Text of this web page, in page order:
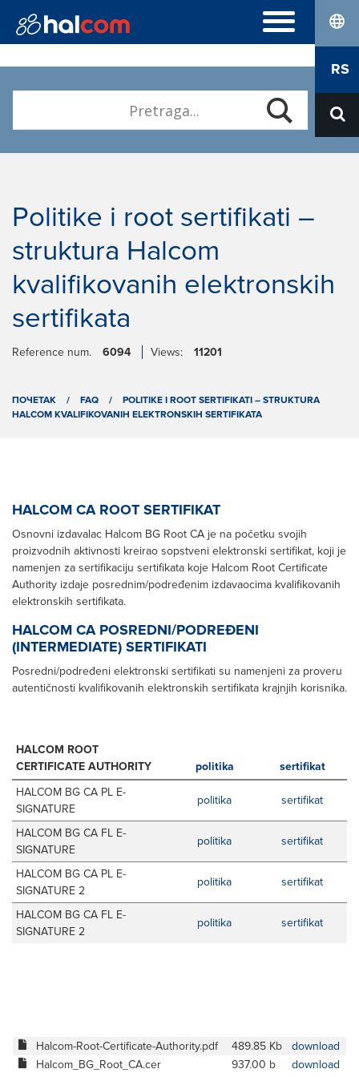
NAJČEŠĆA PITANJA
Hal E-Bank Corporate
Kvalifikovani elektronski sertifikati
Obnova
Preuzimanje Nexus Personal
O NAMA
RS
Politike i root sertifikati –
struktura Halcom
kvalifikovanih elektronskih
sertifikata
Reference num. 6094 Views: 11201
ПОЧЕТАК / FAQ /
POLITIKE I ROOT SERTIFIKATI – STRUKTURA
HALCOM KVALIFIKOVANIH ELEKTRONSKIH SERTIFIKATA
HALCOM CA ROOT SERTIFIKAT
Osnovni izdavalac Halcom BG Root CA je na početku svojih
proizvodnih aktivnosti kreirao sopstveni elektronski sertifikat, koji je
namenjen za sertifikaciju sertifikata koje Halcom Root Certificate
Authority izdaje posrednim/podređenim izdavaocima kvalifikovanih
elektronskih sertifikata.
HALCOM CA POSREDNI/PODREĐENI
(INTERMEDIATE) SERTIFIKATI
Posredni/podređeni elektronski sertifikati su namenjeni za proveru
autentičnosti kvalifikovanih elektronskih sertifikata krajnjih korisnika.
HALCOM ROOT
CERTIFICATE AUTHORITY
politika sertifikat
HALCOM BG CA PL E-
SIGNATURE
politika sertifikat
HALCOM BG CA FL E-
SIGNATURE
politika sertifikat
HALCOM BG CA PL E-
SIGNATURE 2
politika sertifikat
HALCOM BG CA FL E-
SIGNATURE 2
politika sertifikat
Halcom-Root-Certificate-Authority.pdf 489.85 Kb
download
Halcom_BG_Root_CA.cer
937.00 b download